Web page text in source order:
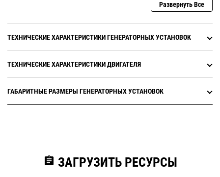
Развернуть Все
ТЕХНИЧЕСКИЕ ХАРАКТЕРИСТИКИ ГЕНЕРАТОРНЫХ УСТАНОВОК
ТЕХНИЧЕСКИЕ ХАРАКТЕРИСТИКИ ДВИГАТЕЛЯ
ГАБАРИТНЫЕ РАЗМЕРЫ ГЕНЕРАТОРНЫХ УСТАНОВОК
assignment ЗАГРУЗИТЬ РЕСУРСЫ